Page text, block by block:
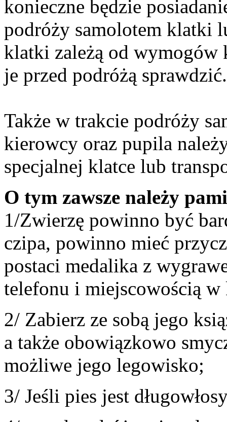
konieczne będzie
podróży samolotem klatki
klatki zależą od wymogów
je przed podróżą sprawdzić.
Także w trakcie podróży
kierowcy oraz pupila
specjalnej klatce lub
O tym zawsze należy
1/Zwierzę powinno być
czipa, powinno mieć
postaci medalika z
telefonu i miejscowością w
2/ Zabierz ze sobą jego
a także obowiązkowo
możliwe jego legowisko;
3/ Jeśli pies jest